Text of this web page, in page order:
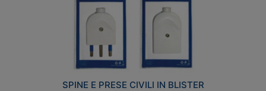
SPINE E PRESE CIVILI IN BLISTER